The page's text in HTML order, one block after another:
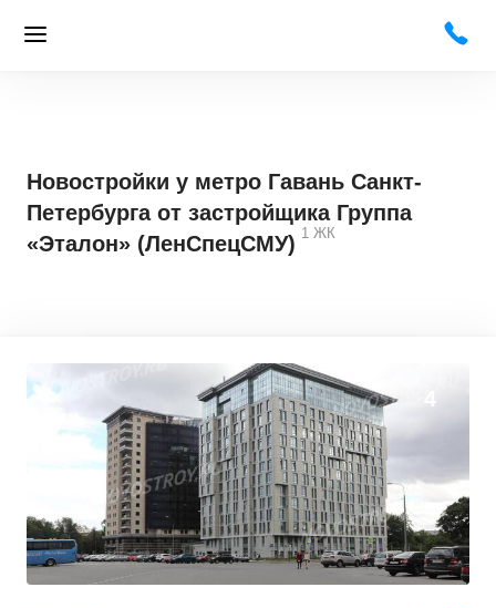
Новостройки у метро Гавань Санкт-
Петербурга от застройщика Группа
«Эталон» (ЛенСпецСМУ) 1 ЖК
4